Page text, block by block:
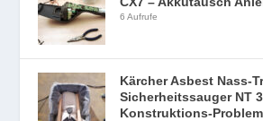
6 Aufrufe
Kärcher Asbest Nass-
Sicherheitssauger NT
Konstruktions-Problem